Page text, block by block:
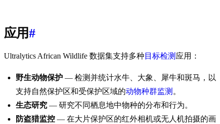
应用#
Ultralytics African Wildlife 数据集支持多种 目标检测 应用：
野生动物保护 — 检测并统计水牛、大象、犀牛和斑马，以
支持自然保护区和受保护区域的动物种群监测 。
生态研究 — 研究不同栖息地中物种的分布和行为。
防盗猎监控 — 在大片保护区的红外相机或无人机拍摄的画